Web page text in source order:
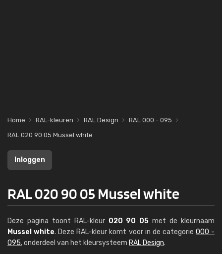
Home RAL-kleuren RAL Design
RAL 000 - 095
RAL 020 90 05 Mussel white
Inloggen
RAL 020 90 05 Mussel white
Deze pagina toont RAL-kleur 020 90 05 met de kleurnaam
Mussel white. Deze RAL-kleur komt voor in de categorie 000 -
095, onderdeel van het kleursysteem RAL Design.